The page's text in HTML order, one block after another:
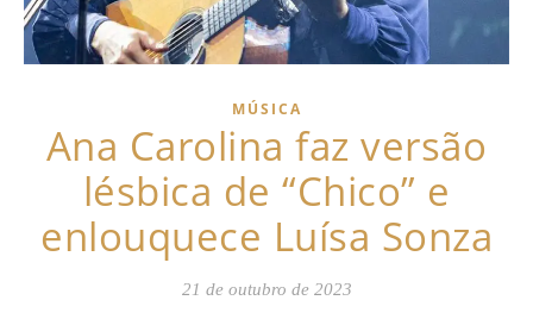
MÚSICA
Ana Carolina faz versão
lésbica de “Chico” e
enlouquece Luísa Sonza
21 de outubro de 2023